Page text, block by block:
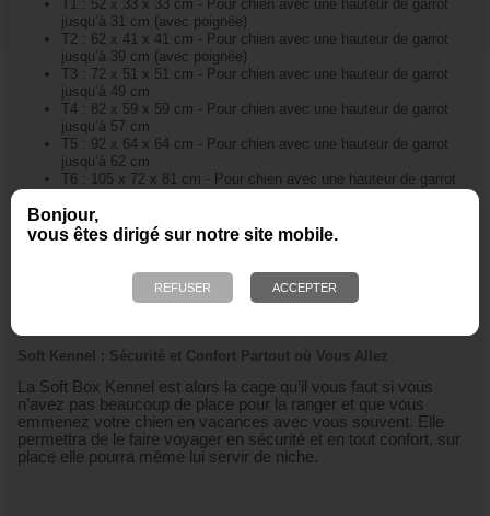
Bonjour,
vous êtes dirigé sur notre site mobile.
T1 : 52 x 33 x 33 cm - Pour chien avec une hauteur de garrot
jusqu’à 31 cm (avec poignée)
T2 : 62 x 41 x 41 cm - Pour chien avec une hauteur de garrot
jusqu’à 39 cm (avec poignée)
T3 : 72 x 51 x 51 cm - Pour chien avec une hauteur de garrot
jusqu’à 49 cm
T4 : 82 x 59 x 59 cm - Pour chien avec une hauteur de garrot
jusqu’à 57 cm
T5 : 92 x 64 x 64 cm - Pour chien avec une hauteur de garrot
jusqu’à 62 cm
T6 : 105 x 72 x 81 cm - Pour chien avec une hauteur de garrot
T7 : 120 x 77 x 86 cm - Pour chien avec une hauteur de garrot
jusqu’à 84 cm
à chaque taille, classées en fonction de leur hauteur moyenne
au garrot. Ces données sont fournies à titre indicatif, car chaque
Soft Kennel : Sécurité et Confort Partout où Vous Allez
La Soft Box Kennel est alors la cage qu’il vous faut si vous
n’avez pas beaucoup de place pour la ranger et que vous
emmenez votre chien en vacances avec vous souvent. Elle
permettra de le faire voyager en sécurité et en tout confort, sur
place elle pourra même lui servir de niche.